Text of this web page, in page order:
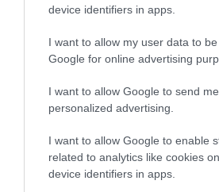
device identifiers in apps.
I want to allow my user data to
Google for online advertising
I want to allow Google to send me
personalized advertising.
I want to allow Google to enable
related to analytics like cookies
device identifiers in apps.
Az egész autóipar nagy hibát
húzással, állítja a Mercedes
utasteréből. A klímát, a hangerőt és
funkciókat is érintőképernyőn kell ma